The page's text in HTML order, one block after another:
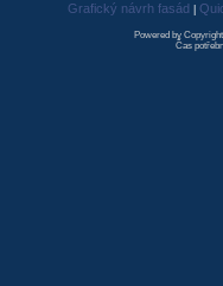
Grafický návrh fasád
Powered by
Čas